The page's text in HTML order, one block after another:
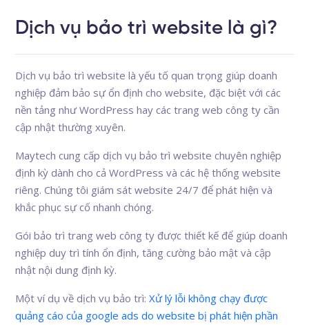
Dịch vụ bảo trì website là gì?
Dịch vụ bảo trì website là yếu tố quan trọng giúp doanh
nghiệp đảm bảo sự ổn định cho website, đặc biệt với các
nền tảng như WordPress hay các trang web công ty cần
cập nhật thường xuyên.
Maytech cung cấp dịch vụ bảo trì website chuyên nghiệp
định kỳ dành cho cả WordPress và các hệ thống website
riêng. Chúng tôi giám sát website 24/7 để phát hiện và
khắc phục sự cố nhanh chóng.
Gói bảo trì trang web công ty được thiết kế để giúp doanh
nghiệp duy trì tính ổn định, tăng cường bảo mật và cập
nhật nội dung định kỳ.
Một ví dụ về dịch vụ bảo trì:Xử lý lỗi không chạy được
quảng cáo của google ads do website bị phát hiện phần